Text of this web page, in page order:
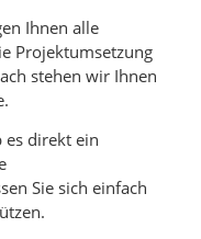
Ihnen alle
Projektumsetzung
stehen wir Ihnen
es direkt ein
Sie sich einfach